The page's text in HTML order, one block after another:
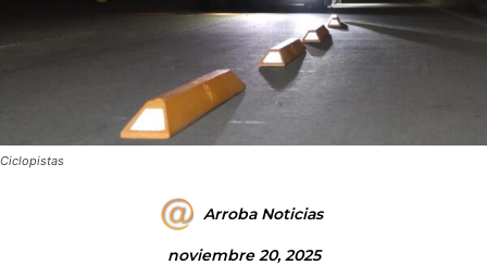
Ciclopistas
Arroba Noticias
noviembre 20, 2025